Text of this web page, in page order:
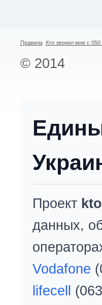
Правила Кто звонил мне с 050
© 2014
Проект
данных,
Vodafone
lifecell